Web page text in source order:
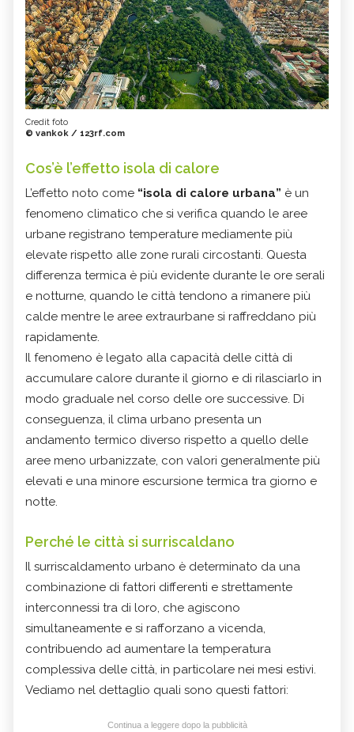
Credit foto
© vankok / 123rf.com
Cos’è l’effetto isola di calore
L’effetto noto come “isola di calore urbana” è un
fenomeno climatico che si verifica quando le aree
urbane registrano temperature mediamente più
elevate rispetto alle zone rurali circostanti. Questa
differenza termica è più evidente durante le ore serali
e notturne, quando le città tendono a rimanere più
calde mentre le aree extraurbane si raffreddano più
rapidamente.
Il fenomeno è legato alla capacità delle città di
accumulare calore durante il giorno e di rilasciarlo in
modo graduale nel corso delle ore successive. Di
conseguenza, il clima urbano presenta un
andamento termico diverso rispetto a quello delle
aree meno urbanizzate, con valori generalmente più
elevati e una minore escursione termica tra giorno e
notte.
Perché le città si surriscaldano
Il surriscaldamento urbano è determinato da una
combinazione di fattori differenti e strettamente
interconnessi tra di loro, che agiscono
simultaneamente e si rafforzano a vicenda,
contribuendo ad aumentare la temperatura
complessiva delle città, in particolare nei mesi estivi.
Vediamo nel dettaglio quali sono questi fattori:
Continua a leggere dopo la pubblicità